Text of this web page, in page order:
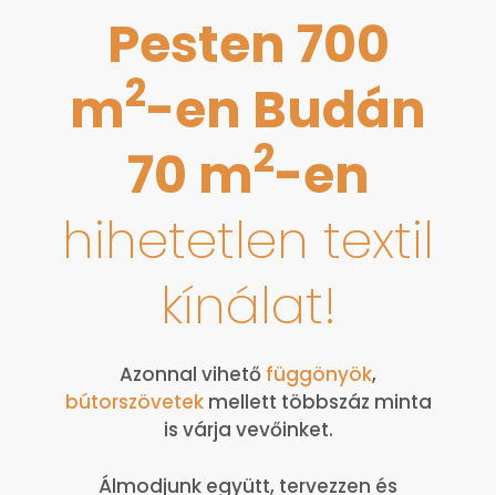
Pesten 700
m2-en Budán
70 m2-en
hihetetlen textil
kínálat!
Azonnal vihető függönyök,
bútorszövetekmellett többszáz minta
is várja vevőinket.
Álmodjunk együtt, tervezzen és